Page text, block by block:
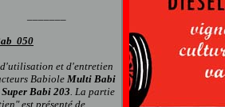
050
et d'entretien
BabioleMulti Babi
Super Babi 203. La partie
est présenté de